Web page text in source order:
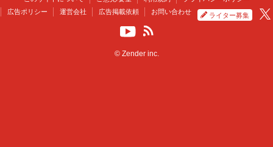
広告ポリシー
運営会社 広告掲載依頼 お問い合わせ ライター募集
© Zender inc.